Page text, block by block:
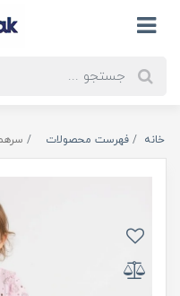
خانه فهرست محصولات